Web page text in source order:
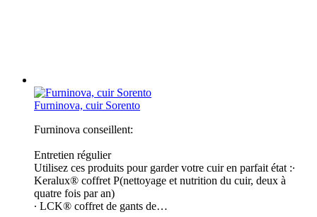
Furninova, cuir Sorento
Furninova conseillent:
Entretien régulier
Utilisez ces produits pour garder votre cuir en parfait état :∙
Keralux® coffret P(nettoyage et nutrition du cuir, deux à
quatre fois par an)
∙ LCK® coffret de gants de…